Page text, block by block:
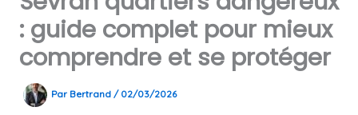
: guide complet pour mieux
comprendre et se protéger
Par Bertrand / 02/03/2026